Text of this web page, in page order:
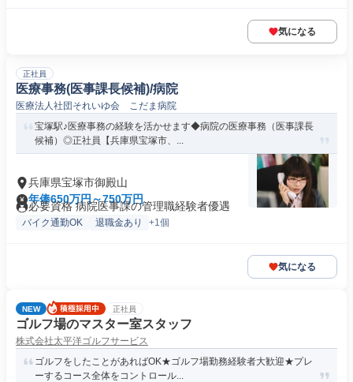
気になる
正社員
医療事務(医事課長候補)/病院
医療法人社団それいゆ会 こだま病院
宝塚駅♪医療事務の経験を活かせます◆病院の医療事務（医事課長
候補）◎正社員【兵庫県宝塚市、...
兵庫県宝塚市御殿山
年俸650万円～750万円
必要資格 病院医事課の管理職経験者優遇
バイク通勤OK 退職金あり +1個
気になる
NEW 正社員
ゴルフ場のマスター室スタッフ
株式会社太平洋ゴルフサービス
ゴルフをしたことがあればOK★ゴルフ場勤務経験者大歓迎★プレ
ーするコース全体をコントロール...